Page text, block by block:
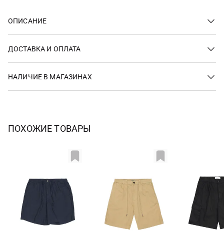
ОПИСАНИЕ
ДОСТАВКА И ОПЛАТА
НАЛИЧИЕ В МАГАЗИНАХ
ПОХОЖИЕ ТОВАРЫ